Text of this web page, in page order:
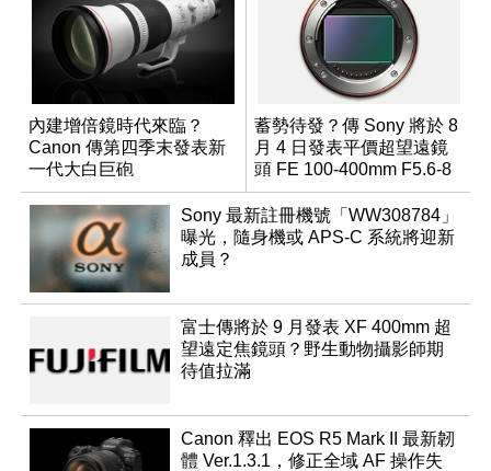
內建增倍鏡時代來臨？
Canon 傳第四季末發表新
一代大白巨砲
蓄勢待發？傳 Sony 將於 8
月 4 日發表平價超望遠鏡
頭 FE 100-400mm F5.6-8
Sony 最新註冊機號「WW308784」
曝光，隨身機或 APS-C 系統將迎新
成員？
富士傳將於 9 月發表 XF 400mm 超
望遠定焦鏡頭？野生動物攝影師期
待值拉滿
Canon 釋出 EOS R5 Mark II 最新韌
體 Ver.1.3.1，修正全域 AF 操作失